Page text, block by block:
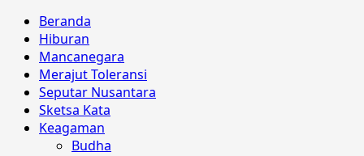
Beranda
Hiburan
Mancanegara
Merajut Toleransi
Seputar Nusantara
Sketsa Kata
Keagaman
Budha